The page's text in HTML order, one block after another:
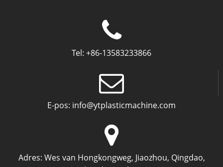
Tel: +86-13583233866
E-pos: info@ytplasticmachine.com
Adres: Wes van Hongkongweg, Jiaozhou, Qingdao,